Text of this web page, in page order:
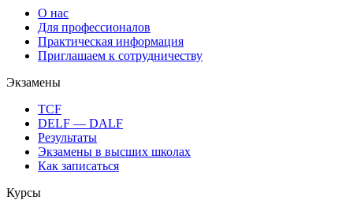
О нас
Для профессионалов
Практическая информация
Приглашаем к сотрудничеству
Экзамены
TCF
DELF — DALF
Результаты
Экзамены в высших школах
Как записаться
Курсы